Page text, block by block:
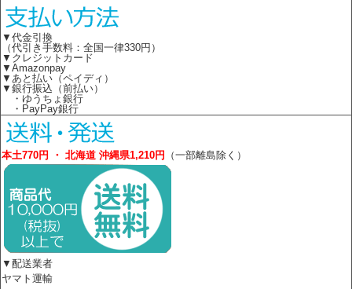
▼代金引換
（代引き手数料：全国一律330円）
▼クレジットカード
▼Amazonpay
▼あと払い（ペイディ）
▼銀行振込（前払い）
・ゆうちょ銀行
・PayPay銀行
本土770円 ・ 北海道 沖縄県1,210円 （一部離島除く）
▼配送業者
ヤマト運輸